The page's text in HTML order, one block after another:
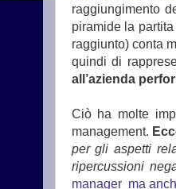
raggiungimento
piramide la
raggiunto) conta
quindi di
all’azienda
Ciò ha molte
management.
per gli aspetti
ripercussioni
manager ma